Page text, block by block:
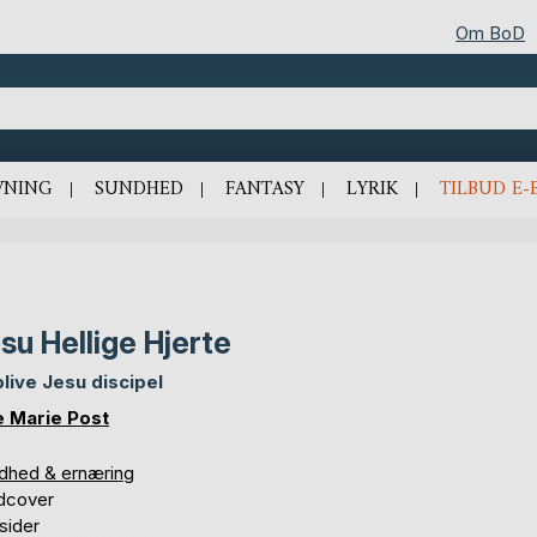
Om BoD
SUNDHED FANTASY LYRIK TILBUD E-
Hellige Hjerte
Jesu discipel
Marie Post
& ernæring